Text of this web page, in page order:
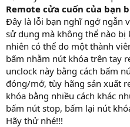
Remote cửa cuốn của bạn
Đây là lỗi bạn nghĩ ngớ ngẫn
sử dụng mà không thể nào
nhiên có thể do một thành
bấm nhằm nút khóa trên tay
unclock này bằng cách bấm
đóng/mở, tùy hãng sản xuất
khóa bằng nhiều cách khác
bấm nút stop, bấm lại nút
Hãy thử nhé!!!